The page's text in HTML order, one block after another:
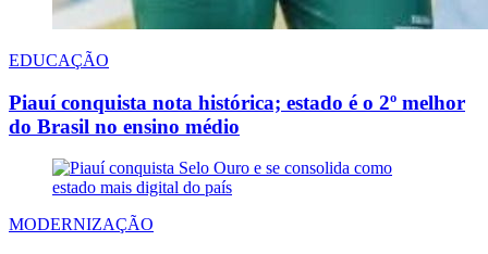
EDUCAÇÃO
Piauí conquista nota histórica; estado é o 2º melhor
do Brasil no ensino médio
MODERNIZAÇÃO